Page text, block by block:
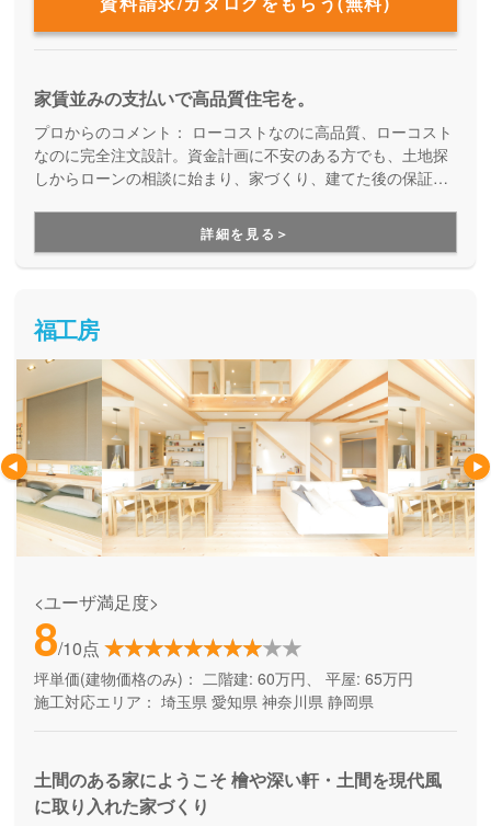
家賃並みの支払いで高品質住宅を。
プロからのコメント：
なのに完全注文設計。資金計画に不安のある方でも、土地探
しからローンの相談に始まり、家づくり、建てた後の保証や
詳細を見る＞
福工房
<ユーザ満足度>
8/10点
坪単価(建物価格のみ)： 二階建: 60万円、 平屋: 65万円
施工対応エリア： 埼玉県 愛知県 神奈川県 静岡県
土間のある家にようこそ 檜や深い軒・土間を現代風
に取り入れた家づくり